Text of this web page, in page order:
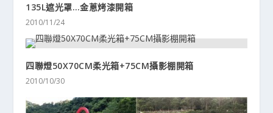
135L遮光罩…金蔥烤漆開箱
2010/11/24
四聯燈50X70CM柔光箱+75CM攝影棚開箱
2010/10/30